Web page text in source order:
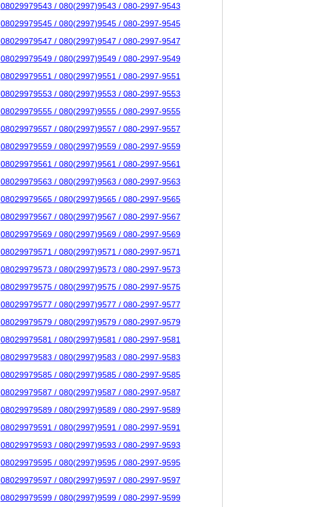
08029979543 / 080(2997)9543 / 080-2997-9543
08029979545 / 080(2997)9545 / 080-2997-9545
08029979547 / 080(2997)9547 / 080-2997-9547
08029979549 / 080(2997)9549 / 080-2997-9549
08029979551 / 080(2997)9551 / 080-2997-9551
08029979553 / 080(2997)9553 / 080-2997-9553
08029979555 / 080(2997)9555 / 080-2997-9555
08029979557 / 080(2997)9557 / 080-2997-9557
08029979559 / 080(2997)9559 / 080-2997-9559
08029979561 / 080(2997)9561 / 080-2997-9561
08029979563 / 080(2997)9563 / 080-2997-9563
08029979565 / 080(2997)9565 / 080-2997-9565
08029979567 / 080(2997)9567 / 080-2997-9567
08029979569 / 080(2997)9569 / 080-2997-9569
08029979571 / 080(2997)9571 / 080-2997-9571
08029979573 / 080(2997)9573 / 080-2997-9573
08029979575 / 080(2997)9575 / 080-2997-9575
08029979577 / 080(2997)9577 / 080-2997-9577
08029979579 / 080(2997)9579 / 080-2997-9579
08029979581 / 080(2997)9581 / 080-2997-9581
08029979583 / 080(2997)9583 / 080-2997-9583
08029979585 / 080(2997)9585 / 080-2997-9585
08029979587 / 080(2997)9587 / 080-2997-9587
08029979589 / 080(2997)9589 / 080-2997-9589
08029979591 / 080(2997)9591 / 080-2997-9591
08029979593 / 080(2997)9593 / 080-2997-9593
08029979595 / 080(2997)9595 / 080-2997-9595
08029979597 / 080(2997)9597 / 080-2997-9597
08029979599 / 080(2997)9599 / 080-2997-9599